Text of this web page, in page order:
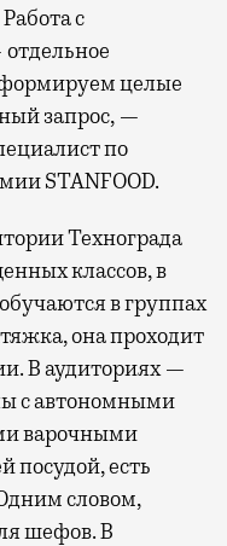
с
целые
запрос, —
по
STANFOOD.
Технограда
классов, в
в группах
она проходит
В аудиториях —
с автономными
варочными
посудой, есть
словом,
шефов. В